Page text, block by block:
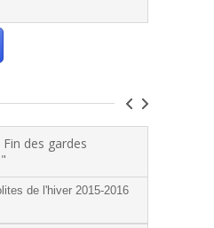
des gardes
de l'hiver 2015-2016